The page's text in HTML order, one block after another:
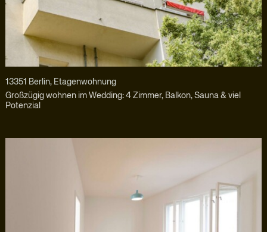
13351 Berlin, Etagenwohnung
Großzügig wohnen im Wedding: 4 Zimmer, Balkon, Sauna & viel
Potenzial